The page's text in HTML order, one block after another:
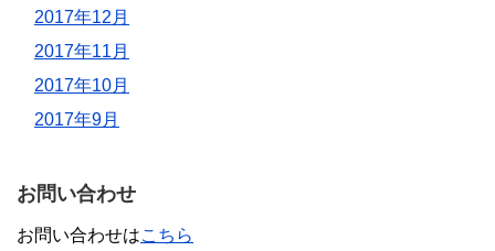
2017年12月
2017年11月
2017年10月
2017年9月
お問い合わせ
お問い合わせはこちら